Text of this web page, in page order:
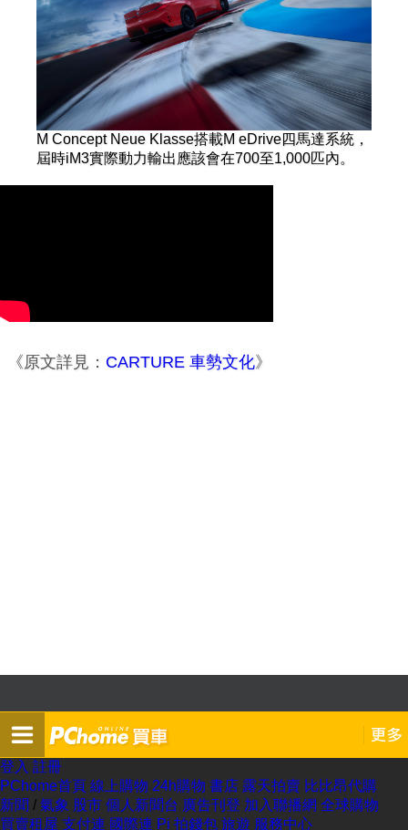
M Concept Neue Klasse搭載M eDrive四馬達系統，
屆時iM3實際動力輸出應該會在700至1,000匹內。
《原文詳見： CARTURE 車勢文化》
登入 註冊
PChome首頁 線上購物 24h購物 書店 露天拍賣 比比昂代購
新聞 / 氣象 股市 個人新聞台 廣告刊登 加入聯播網 全球購物
買賣租屋 支付連 國際連 Pi 拍錢包 旅遊 服務中心